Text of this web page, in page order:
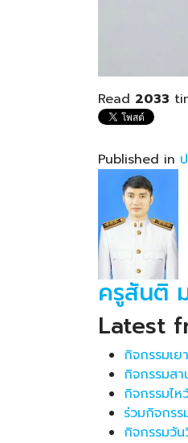
Read 2033
Published in
ครูสันติ
Latest
กิจกรรมเ
กิจกรรมส
กิจกรรมไ
ร่วมกิจกร
กิจกรรมวั